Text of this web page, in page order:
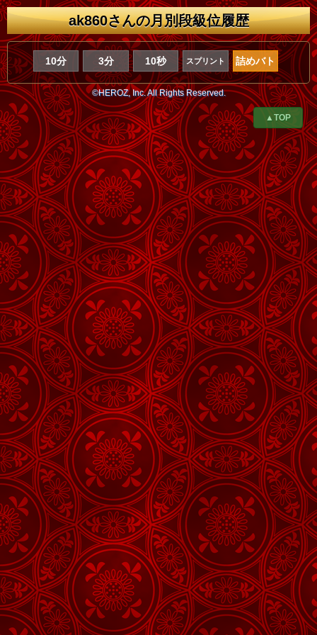
ak860さんの月別段級位履歴
10分 3分 10秒 スプリント 詰めバト
©HEROZ, Inc. All Rights Reserved.
▲TOP